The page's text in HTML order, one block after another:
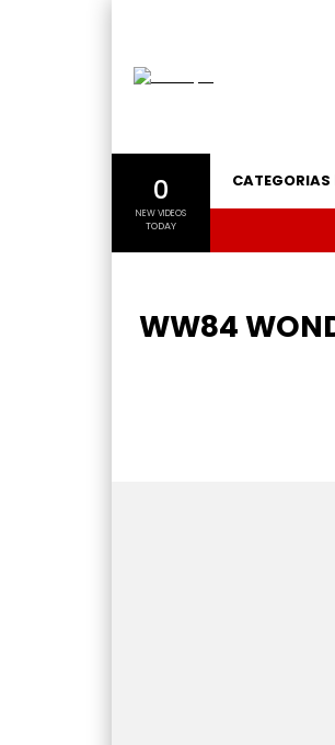
0
NEW VIDEOS
TODAY
CATEGORIAS
WW84